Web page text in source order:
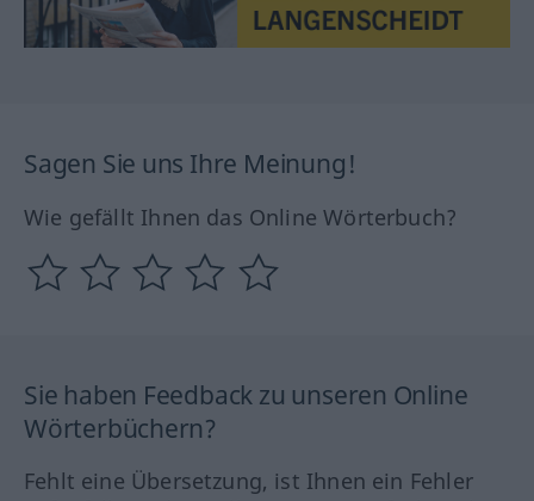
Sagen Sie uns Ihre Meinung!
Wie gefällt Ihnen das Online Wörterbuch?
Sie haben Feedback zu unseren Online
Wörterbüchern?
Fehlt eine Übersetzung, ist Ihnen ein Fehler